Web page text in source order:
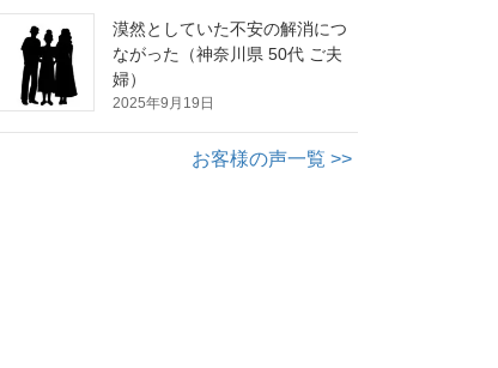
漠然としていた不安の解消につ
ながった（神奈川県 50代 ご夫
婦）
2025年9月19日
お客様の声一覧 >>